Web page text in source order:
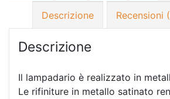
Descrizione
Recensioni
Descrizione
Il lampadario è realizzato in
Le rifiniture in metallo satinato